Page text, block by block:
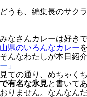
どうも、編集長のサクラ
みなさんカレーは好き
山県のいろんなカレー
そんなわたしが本日紹
ー」
見ての通り、めちゃく
で有名な氷見と書いて
おりません。なんなんだ